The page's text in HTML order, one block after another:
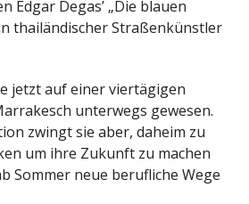
Edgar Degas’ „Die blauen
thailändischer Straßenkünstler
jetzt auf einer viertägigen
unterwegs gewesen.
zwingt sie aber, daheim zu
um ihre Zukunft zu machen
Sommer neue berufliche Wege